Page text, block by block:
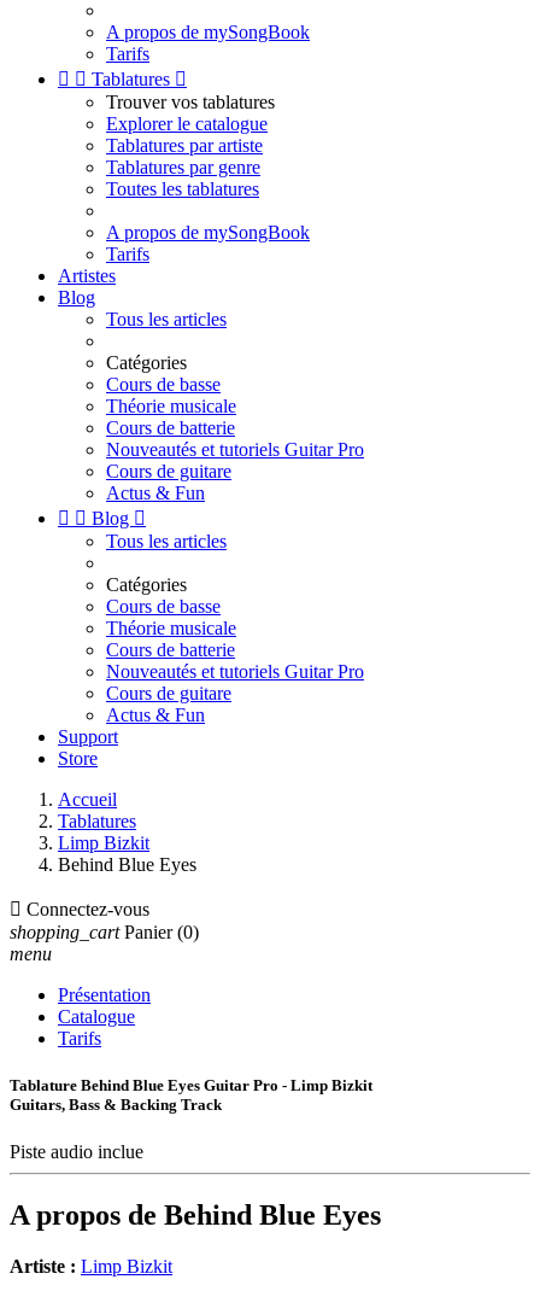
A propos de mySongBook
Tarifs
  Tablatures 
Trouver vos tablatures
Explorer le catalogue
Tablatures par artiste
Tablatures par genre
Toutes les tablatures
A propos de mySongBook
Tarifs
Artistes
Blog
Tous les articles
Catégories
Cours de basse
Théorie musicale
Cours de batterie
Nouveautés et tutoriels Guitar Pro
Cours de guitare
Actus & Fun
  Blog 
Tous les articles
Catégories
Cours de basse
Théorie musicale
Cours de batterie
Nouveautés et tutoriels Guitar Pro
Cours de guitare
Actus & Fun
Support
Store
Accueil
Tablatures
Limp Bizkit
Behind Blue Eyes
 Connectez-vous
shopping_cart Panier (0)
menu
Présentation
Catalogue
Tarifs
Tablature Behind Blue Eyes Guitar Pro - Limp Bizkit
Guitars, Bass & Backing Track
Piste audio inclue
A propos de Behind Blue Eyes
Artiste : Limp Bizkit